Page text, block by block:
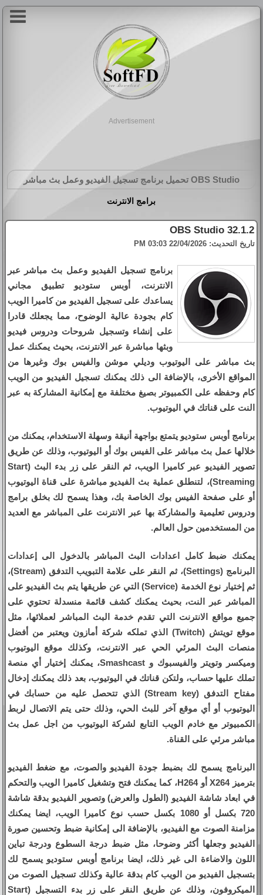
Advertisement
OBS Studio تحميل برنامج تسجيل الفيديو وعمل بث مباشر
برامج الانترنت
OBS Studio 32.1.2
تاريخ التحديث: 22/04/2026 03:03 PM
برنامج تسجيل الفيديو وعمل بث مباشر عبر
الانترنت، أوبس ستوديو تطبيق مجاني
يساعدك على تسجيل الفيديو من كاميرا الويب
كام بجودة عالية الوضوح، مما يجعلك قادرا
على إنشاء وتسجيل شروحات ودروس فيديو
وبثها مباشرة عبر الانترنت، بحيث يمكنك عمل
بث مباشر على اليوتيوب وديلي موشن والفيس بوك وغيرها من
المواقع الأخرى، بالإضافة الى ذلك يمكنك تسجيل الفيديو من الويب
كام وحفظه على الكمبيوتر بصيغ مختلفة مع إمكانية المشاركة به عبر
النت على قناتك في اليوتيوب.
برنامج أوبس ستوديو يتمتع بواجهة أنيقة وسهلة الاستخدام، يمكنك من
خلالها عمل بث مباشر على الفيس بوك أو اليوتيوب، وذلك عن طريق
تصوير الفيديو عبر كاميرا الويب، ثم النقر على زر بدء البث (Start
Streaming)، لتنطلق عملية بث الفيديو مباشرة على قناة اليوتيوب
أو على صفحة الفيس بوك الخاصة بك، وهذا يسمح لك بخلق برامج
ودروس تعليمية والمشاركة بها عبر الانترنت على المباشر مع العديد
من المستخدمين حول العالم.
يمكنك ضبط كامل اعدادات البث المباشر بالدخول الى إعدادات
البرنامج (Settings)، ثم النقر على علامة التبويب التدفق (Stream)،
ثم إختيار نوع الخدمة (Service) التي عن طريقها يتم بث الفيديو على
المباشر عبر النت، بحيث يمكنك كشف قائمة منسدلة تحتوي على
جميع مواقع الانترنت التي تقدم خدمة البث المباشر لعملائها، مثل
موقع تويتش (Twitch) الذي تملكه شركة أمازون ويعتبر من أفضل
منصات البث المرئي الحي عبر الانترنت، وكذلك موقع اليوتيوب
وميكسر وتويتر والفيسبوك و Smashcast، يمكنك إختيار أي منصة
تملك عليها حساب، ولتكن قناتك في اليوتيوب، بعد ذلك يمكنك إدخال
مفتاح التدفق (Stream key) الذي تتحصل عليه من حسابك في
اليوتيوب أو أي موقع آخر للبث الحي، وذلك حتى يتم الاتصال لربط
الكمبيوتر مع خادم الويب التابع لشركة اليوتيوب من اجل عمل بث
مباشر مرئي على القناة.
البرنامج يسمح لك بضبط جودة الفيديو والصوت، مع ضغط الفيديو
بترميز X264 أو H264، كما يمكنك فتح وتشغيل كاميرا الويب والتحكم
في ابعاد شاشة الفيديو (الطول والعرض) وتصوير الفيديو بدقة شاشة
720 بكسل أو 1080 بكسل حسب نوع كاميرا الويب، ايضا يمكنك
مزامنة الصوت مع الفيديو، بالإضافة الى إمكانية ضبط وتحسين صورة
الفيديو وجعلها أكثر وضوحا، مثل ضبط درجة السطوع ودرجة تباين
اللون والاضاءة الى غير ذلك، ايضا برنامج أوبس ستوديو يسمح لك
بتسجيل الفيديو من الويب كام بدقة عالية وكذلك تسجيل الصوت من
الميكروفون، وذلك عن طريق النقر على زر بدء التسجيل (Start